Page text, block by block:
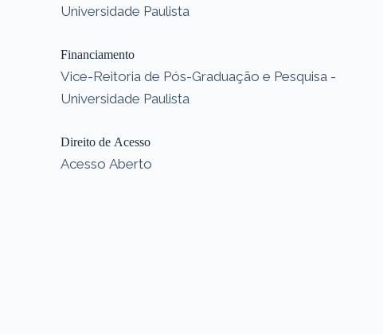
Universidade Paulista
Financiamento
Vice-Reitoria de Pós-Graduação e Pesquisa -
Universidade Paulista
Direito de Acesso
Acesso Aberto